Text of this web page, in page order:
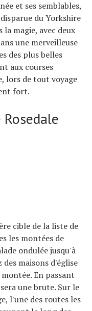
et ses semblables,
du Yorkshire
magie, avec deux
une merveilleuse
des plus belles
aux courses
lors de tout voyage
fort.
cible de la liste de
les montées de
ondulée jusqu'à
maisons d'église
En passant
une brute. Sur le
l'une des routes les